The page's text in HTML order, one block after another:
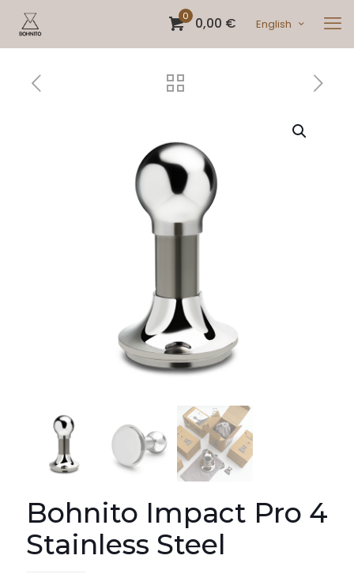
0 0,00 € English
Bohnito Impact Pro 4
Stainless Steel